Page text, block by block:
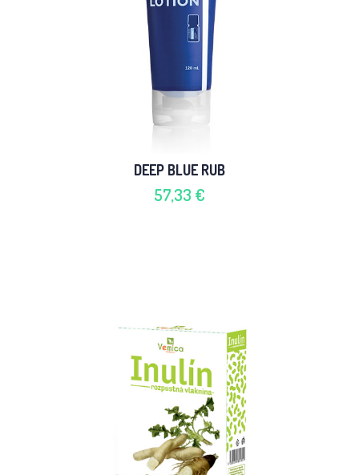
DEEP BLUE RUB
57,33 €